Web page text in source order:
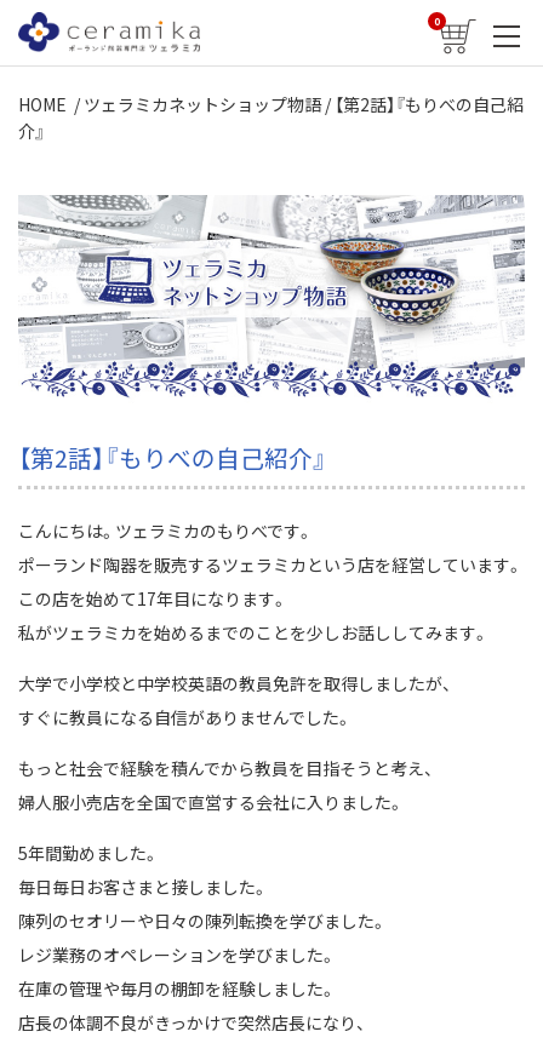
0
HOME /ツェラミカネットショップ物語/ 【第2話】『もりべの自己紹
介』
【第2話】『もりべの自己紹介』
こんにちは。ツェラミカのもりべです。
ポーランド陶器を販売するツェラミカという店を経営しています。
この店を始めて17年目になります。
私がツェラミカを始めるまでのことを少しお話ししてみます。
大学で小学校と中学校英語の教員免許を取得しましたが、
すぐに教員になる自信がありませんでした。
もっと社会で経験を積んでから教員を目指そうと考え、
婦人服小売店を全国で直営する会社に入りました。
5年間勤めました。
毎日毎日お客さまと接しました。
陳列のセオリーや日々の陳列転換を学びました。
レジ業務のオペレーションを学びました。
在庫の管理や毎月の棚卸を経験しました。
店長の体調不良がきっかけで突然店長になり、